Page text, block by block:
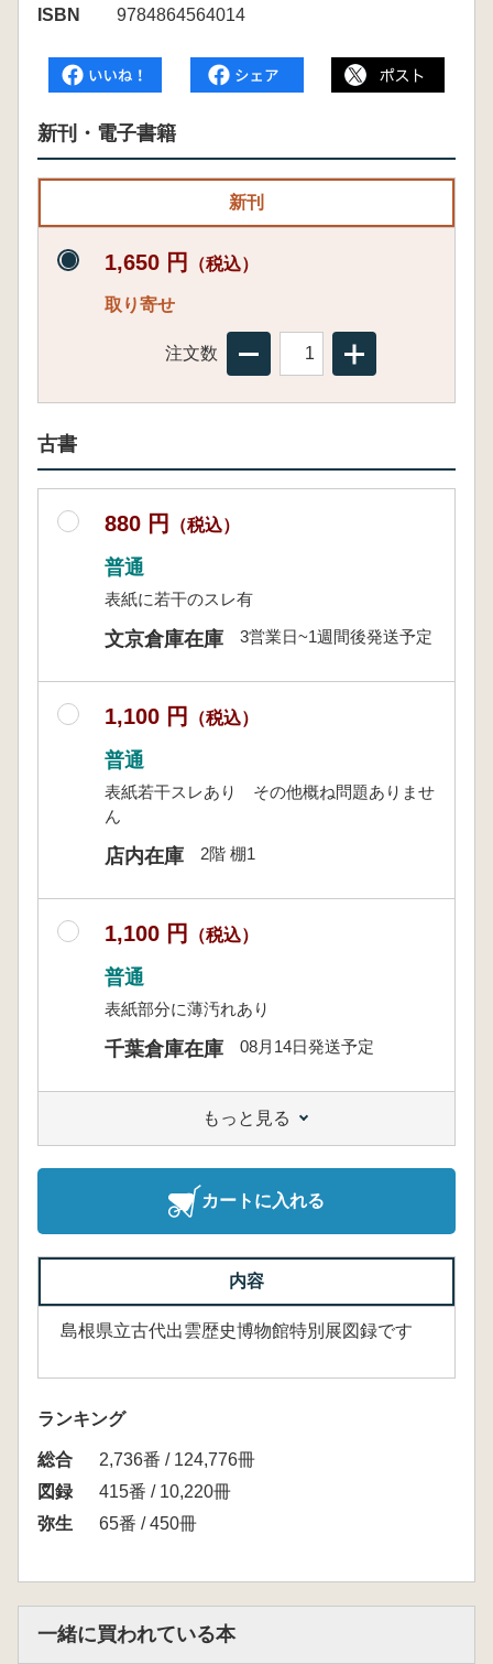
ISBN
9784864564014
新刊・電子書籍
新刊
1,650 円 （税込）
取り寄せ
注文数
古書
880 円 （税込）
普通
表紙に若干のスレ有
文京倉庫在庫 3営業日~1週間後発送予定
1,100 円 （税込）
普通
表紙若干スレあり その他概ね問題ありませ
ん
店内在庫 2階 棚1
1,100 円 （税込）
普通
表紙部分に薄汚れあり
千葉倉庫在庫 08月14日発送予定
もっと見る
カートに入れる
内容
島根県立古代出雲歴史博物館特別展図録です
ランキング
総合
2,736番 / 124,776冊
図録
415番 / 10,220冊
弥生
65番 / 450冊
一緒に買われている本